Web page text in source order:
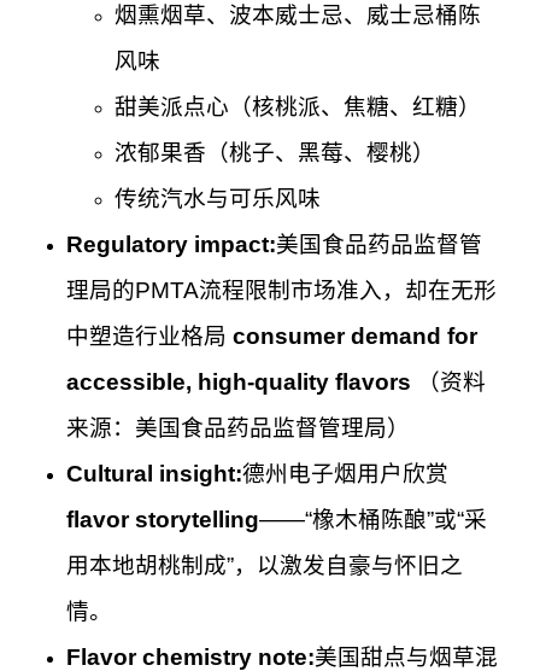
烟熏烟草、波本威士忌、威士忌桶陈
风味
甜美派点心（核桃派、焦糖、红糖）
浓郁果香（桃子、黑莓、樱桃）
传统汽水与可乐风味
Regulatory impact:美国食品药品监督管
理局的PMTA流程限制市场准入，却在无形
中塑造行业格局 consumer demand for
accessible, high-quality flavors （资料
来源：美国食品药品监督管理局）
Cultural insight:德州电子烟用户欣赏
flavor storytelling——“橡木桶陈酿”或“采
用本地胡桃制成”，以激发自豪与怀旧之
情。
Flavor chemistry note:美国甜点与烟草混